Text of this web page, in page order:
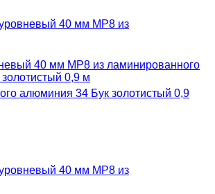
40 мм MP8 из ламинированного
0,9 м